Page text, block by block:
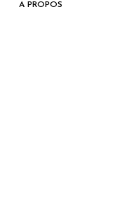
A PROPOS